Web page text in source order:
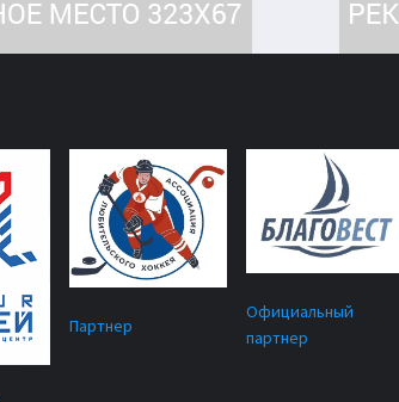
Партнер
Официальный
партнер